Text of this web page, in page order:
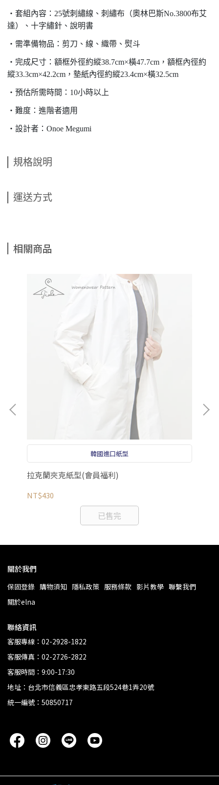
・套組內容：25號刺繡線、刺繡布（奧林巴斯No.3800布艾
達）、十字繡針、說明書
・需準備物品：剪刀、線、織帶、熨斗
・完成尺寸：額框外徑約縱38.7cm×橫47.7cm，額框內徑約
縱33.3cm×42.2cm，墊紙內徑約縱23.4cm×橫32.5cm
・預估所需時間：10小時以上
・難度：進階者適用
・設計者：Onoe Megumi
規格說明
運送方式
相關商品
韓國進口紙型
拉克蘭夾克紙型(會員福利)
NT$430
已售完
關於我們
保固登錄 購物須知 隱私政策 服務條款 影片教學 聯繫我們
關於elna
聯絡資訊
客服專線：02-2928-1822
客服傳真：02-2726-2822
客服時間：9:00-17:30
地址：台北市信義區忠孝東路五段524巷1弄20號
統一編號：50850717